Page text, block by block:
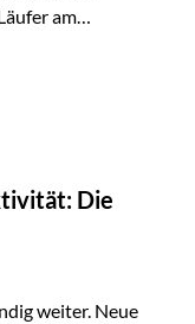
am
zu erbringen. Mit
Höhenmetern
vor eine
Die
weiter. Neue